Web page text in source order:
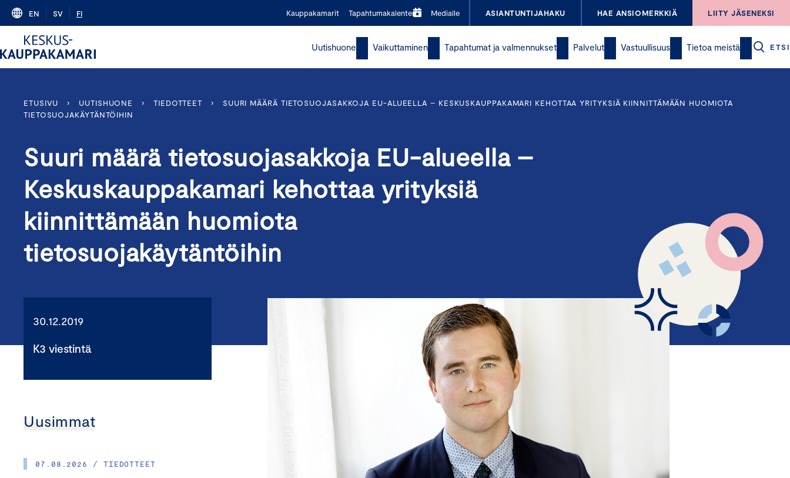
Skip
content
EN SV FI Kauppakamarit Tapahtumakalenteri Medialle ASIANTUNTIJAHAKU HAE ANSIOMERKKIÄ LIITY JÄSENEKSI
Uutishuone Vaikuttaminen Tapahtumat ja valmennukset Palvelut Vastuullisuus Tietoa meistä ETSI
ETUSIVU › UUTISHUONE › TIEDOTTEET ›
SUURI MÄÄRÄ TIETOSUOJASAKKOJA EU-ALUEELLA – KESKUSKAUPPAKAMARI KEHOTTAA YRITYKSIÄ KIINNITTÄMÄÄN HUOMIOTA
TIETOSUOJAKÄYTÄNTÖIHIN
Suuri määrä tietosuojasakkoja EU-alueella –
Keskuskauppakamari kehottaa yrityksiä
kiinnittämään huomiota
tietosuojakäytäntöihin
30.12.2019
K3 viestintä
Uusimmat
07.08.2026 / TIEDOTTEET